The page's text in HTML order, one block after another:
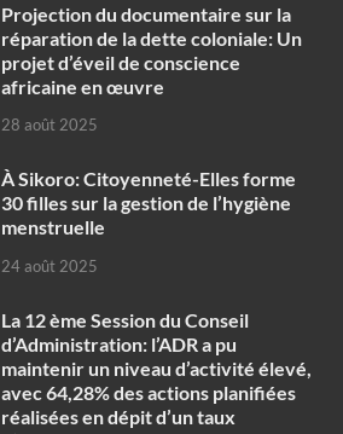
Projection du documentaire sur la
réparation de la dette coloniale: Un
projet d’éveil de conscience
africaine en œuvre‎
28 août 2025
À Sikoro: Citoyenneté-Elles forme
30 filles sur la gestion de l’hygiène
menstruelle
24 août 2025
La 12 ème Session du Conseil
d’Administration: l’ADR a pu
maintenir un niveau d’activité élevé,
avec 64,28% des actions planifiées
réalisées en dépit d’un taux